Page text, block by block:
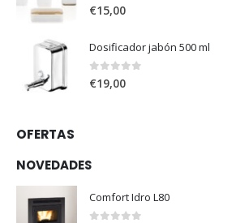
0 out of 5
€15,00
Dosificador jabón 500 ml
0 out of 5
€19,00
OFERTAS
NOVEDADES
Comfort Idro L80